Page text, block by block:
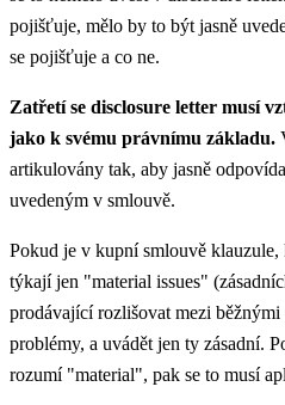
pojišťuje, mělo by to být jasně
se pojišťuje a co ne.
Zatřetí se disclosure letter musí
jako k svému právnímu základu.
artikulovány tak, aby jasně
uvedeným v smlouvě.
Pokud je v kupní smlouvě klauzule,
týkají jen "material issues"
prodávající rozlišovat mezi běžnými
problémy, a uvádět jen ty zásadní.
rozumí "material", pak se to musí